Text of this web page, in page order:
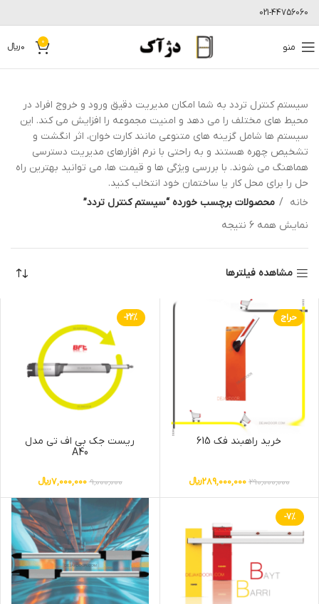
021-44756060
منو 0
0﷼
سیستم کنترل تردد به شما امکان مدیریت دقیق ورود و خروج افراد در
محیط های مختلف را می دهد و امنیت مجموعه را افزایش می کند. این
سیستم ها شامل گزینه های متنوعی مانند کارت خوان، اثر انگشت و
تشخیص چهره هستند و به راحتی با نرم افزارهای مدیریت دسترسی
هماهنگ می شوند. با بررسی ویژگی ها و قیمت ها، می توانید بهترین راه
حل را برای محل کار یا ساختمان خود انتخاب کنید.
خانه
محصولات برچسب خورده “سیستم کنترل تردد”
نمایش همه 6 نتیجه
مشاهده فیلترها
حراج
خرید راهبند فک 615
290,000,000
289,000,000﷼
-22%
ریست جک بی اف تی مدل
A40
9,000,000
7,000,000﷼
-7%